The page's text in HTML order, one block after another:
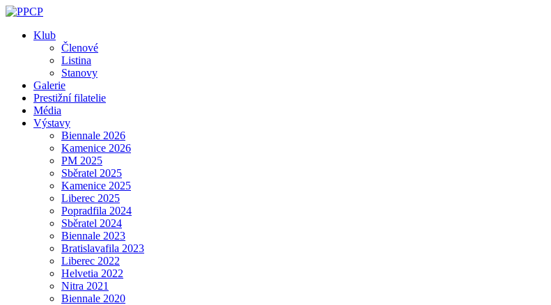
Skip
contentKlub
Členové
Listina
Stanovy
Galerie
Prestižní filatelie
Média
Výstavy
Biennale 2026
Kamenice 2026
PM 2025
Sběratel 2025
Kamenice 2025
Liberec 2025
Popradfila 2024
Sběratel 2024
Biennale 2023
Bratislavafila 2023
Liberec 2022
Helvetia 2022
Nitra 2021
Biennale 2020